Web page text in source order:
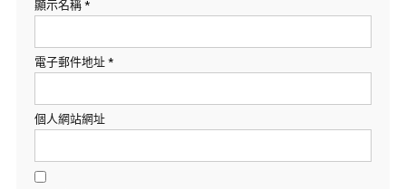
顯示名稱 *
電子郵件地址 *
個人網站網址